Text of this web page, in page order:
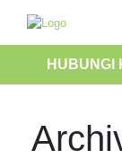
HUBUNGI